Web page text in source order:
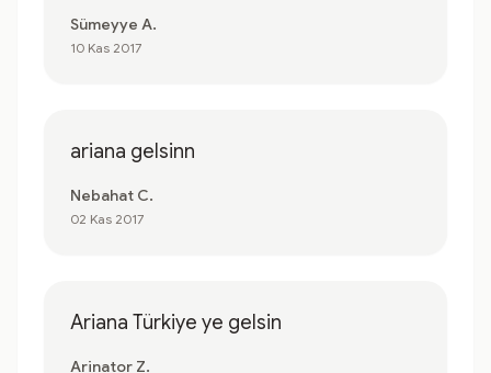
Sümeyye A.
10 Kas 2017
ariana gelsinn
Nebahat C.
02 Kas 2017
Ariana Türkiye ye gelsin
Arinator Z.